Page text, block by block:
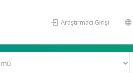
Araştırmacı Girişi